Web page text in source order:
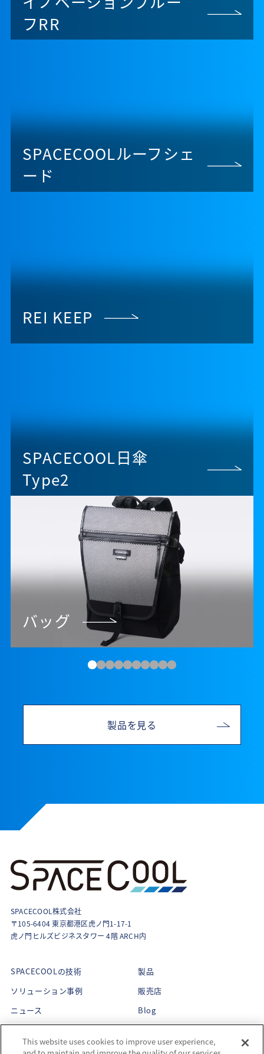
フRR
SPACECOOLルーフシェ
ード
REI KEEP
SPACECOOL日傘
Type2
バッグ
製品を見る
SPACECOOL株式会社
〒105-6404 東京都港区虎ノ門1-17-1
虎ノ門ヒルズビジネスタワー 4階 ARCH内
SPACECOOLの技術
製品
ソリューション事例
販売店
ニュース
Blog
企業理念
This website uses cookies to improve user experience,